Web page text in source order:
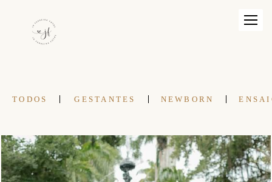
TODOS GESTANTES NEWBORN